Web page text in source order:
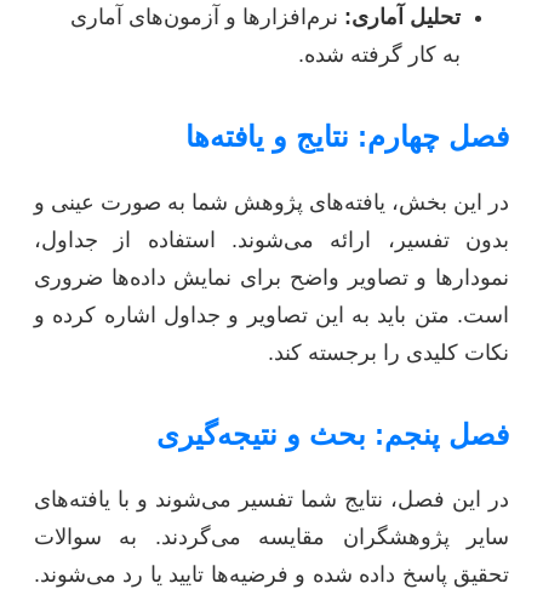
تحلیل آماری: نرم‌افزارها و آزمون‌های آماری
به کار گرفته شده.
فصل چهارم: نتایج و یافته‌ها
در این بخش، یافته‌های پژوهش شما به صورت عینی و
بدون تفسیر، ارائه می‌شوند. استفاده از جداول،
نمودارها و تصاویر واضح برای نمایش داده‌ها ضروری
است. متن باید به این تصاویر و جداول اشاره کرده و
نکات کلیدی را برجسته کند.
فصل پنجم: بحث و نتیجه‌گیری
در این فصل، نتایج شما تفسیر می‌شوند و با یافته‌های
سایر پژوهشگران مقایسه می‌گردند. به سوالات
تحقیق پاسخ داده شده و فرضیه‌ها تایید یا رد می‌شوند.